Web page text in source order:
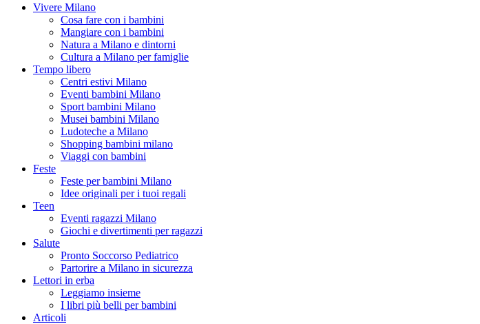
Vivere Milano
Cosa fare con i bambini
Mangiare con i bambini
Natura a Milano e dintorni
Cultura a Milano per famiglie
Tempo libero
Centri estivi Milano
Eventi bambini Milano
Sport bambini Milano
Musei bambini Milano
Ludoteche a Milano
Shopping bambini milano
Viaggi con bambini
Feste
Feste per bambini Milano
Idee originali per i tuoi regali
Teen
Eventi ragazzi Milano
Giochi e divertimenti per ragazzi
Salute
Pronto Soccorso Pediatrico
Partorire a Milano in sicurezza
Lettori in erba
Leggiamo insieme
I libri più belli per bambini
Articoli